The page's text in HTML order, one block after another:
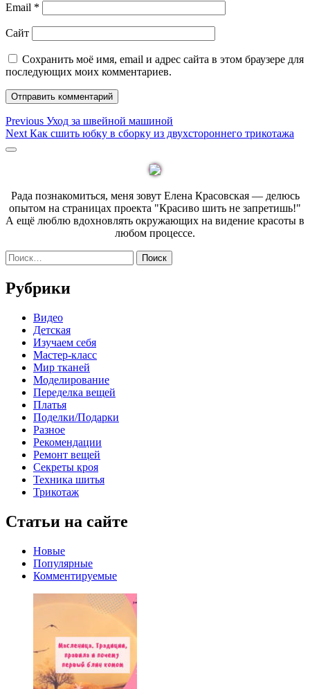
Email *
Сайт
Сохранить моё имя, email и адрес сайта в этом браузере для
последующих моих комментариев.
Навигация
по
Previous Previous
post:
Уход за швейной машиной
Next Next
Как сшить юбку в сборку из двухстороннего трикотажа
Sidebar
Рада познакомиться, меня зовут Елена Красовская — делюсь
опытом на страницах проекта "Красиво шить не запретишь!"
А ещё люблю вдохновлять окружающих на видение красоты в
любом процессе.
Найти:
Рубрики
Видео
Детская
Изучаем себя
Мастер-класс
Мир тканей
Моделирование
Переделка вещей
Платья
Поделки/Подарки
Разное
Рекомендации
Ремонт вещей
Секреты кроя
Техника шитья
Трикотаж
Статьи на сайте
Новые
Популярные
Комментируемые